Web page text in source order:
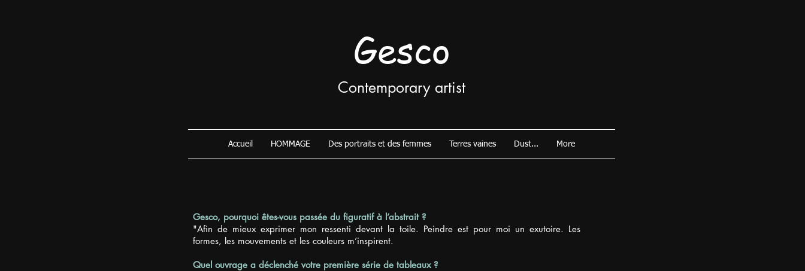
Gesco
Contemporary artist
Accueil HOMMAGE Des portraits et des femmes Terres vaines Dust... More
Gesco, pourquoi êtes-vous passée du figuratif à l’abstrait ?
"Afin de mieux exprimer mon ressenti devant la toile. Peindre est pour moi un exutoire. Les
formes, les mouvements et les couleurs m’inspirent.
Quel ouvrage a déclenché votre première série de tableaux ?